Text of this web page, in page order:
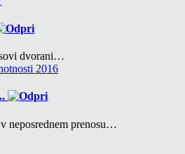
dvorani…
neposrednem prenosu…